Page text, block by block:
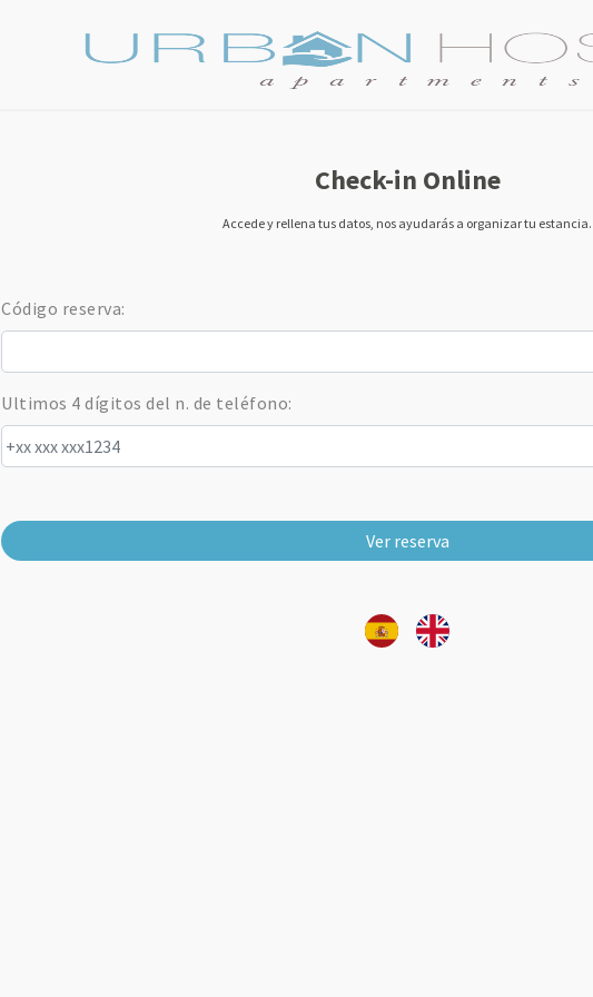
Check-in Online
Accede y rellena tus datos, nos ayudarás a organizar tu estancia.
Código reserva:
Ultimos 4 dígitos del n. de teléfono: